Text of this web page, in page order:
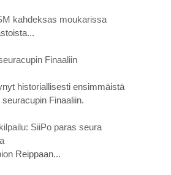
kahdeksas moukarissa
Finaaliin
historiallisesti ensimmäistä
Finaaliin.
SiiPo paras seura
Reippaan...